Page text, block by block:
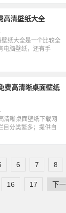
清壁纸大全
纸大全是一个比较全
电脑壁纸，还有手
费高清晰桌面壁纸
清晰桌面壁纸下载网
目分类繁多；提供自
6 7 8
16 17 下一